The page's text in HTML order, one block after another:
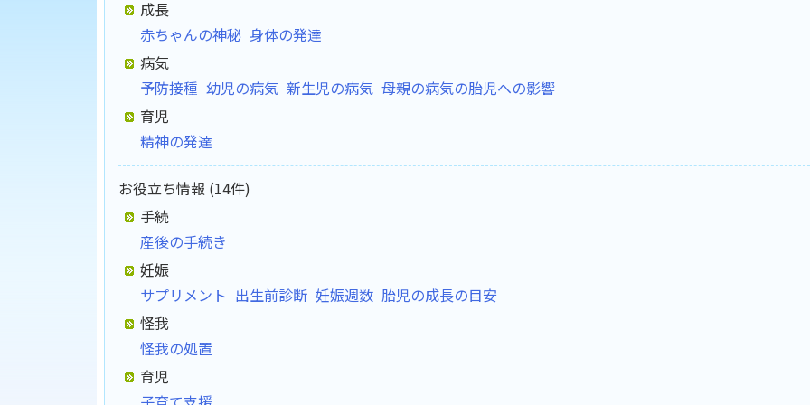
成長
赤ちゃんの神秘 身体の発達
病気
予防接種 幼児の病気 新生児の病気 母親の病気の胎児への影響
育児
精神の発達
お役立ち情報 (14件)
手続
産後の手続き
妊娠
サプリメント 出生前診断 妊娠週数 胎児の成長の目安
怪我
怪我の処置
育児